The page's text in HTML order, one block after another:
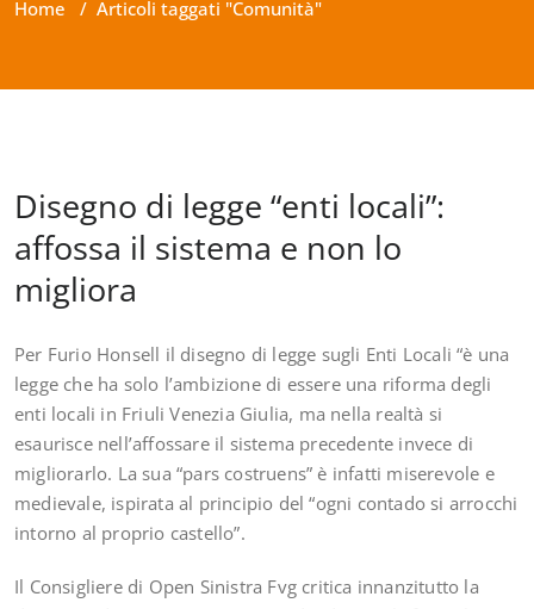
Home / Articoli taggati "Comunità"
Disegno di legge “enti locali”:
affossa il sistema e non lo
migliora
Per Furio Honsell il disegno di legge sugli Enti Locali “è una
legge che ha solo l’ambizione di essere una riforma degli
enti locali in Friuli Venezia Giulia, ma nella realtà si
esaurisce nell’affossare il sistema precedente invece di
migliorarlo. La sua “pars costruens” è infatti miserevole e
medievale, ispirata al principio del “ogni contado si arrocchi
intorno al proprio castello”.
Il Consigliere di Open Sinistra Fvg critica innanzitutto la